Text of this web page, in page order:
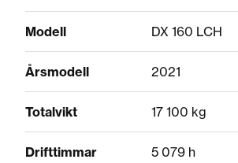
Modell DX 160 LCH
Årsmodell 2021
Totalvikt 17 100 kg
Drifttimmar 5 079 h